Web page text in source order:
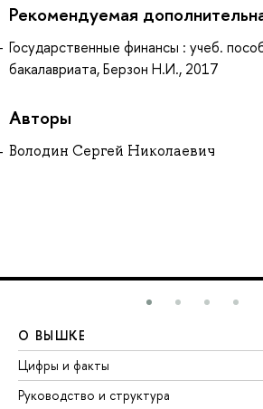
Рекомендуемая
Государственные финансы : учеб.
бакалавриата, Берзон Н.И., 2017
Авторы
Володин Сергей Николаевич
О ВЫШКЕ
Цифры и факты
Руководство и структура